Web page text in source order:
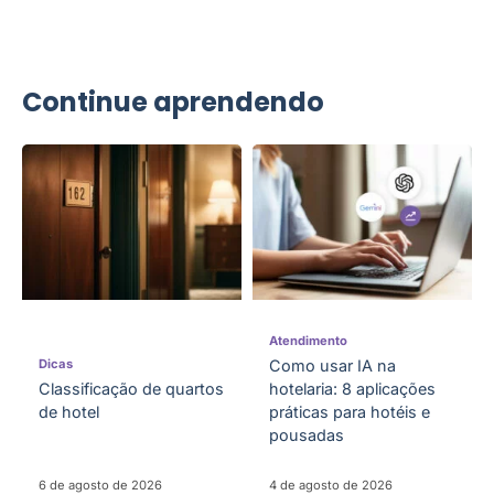
Continue aprendendo
Dicas
Classificação de quartos
de hotel
6 de agosto de 2026
Atendimento
Como usar IA na
hotelaria: 8 aplicações
práticas para hotéis e
pousadas
4 de agosto de 2026